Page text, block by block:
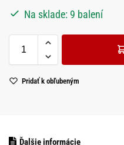
Na sklade: 9 balení
Pridať k obľubeným
Ďalšie informácie